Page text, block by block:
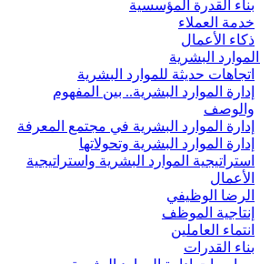
بناء القدرة المؤسسية
خدمة العملاء
ذكاء الأعمال
الموارد البشرية
اتجاهات حديثة للموارد البشرية
إدارة الموارد البشرية.. بين المفهوم
والوصف
إدارة الموارد البشرية في مجتمع المعرفة
إدارة الموارد البشرية وتحولاتها
استراتيجية الموارد البشرية واستراتيجية
الأعمال
الرضا الوظيفي
إنتاجية الموظف
انتماء العاملين
بناء القدرات